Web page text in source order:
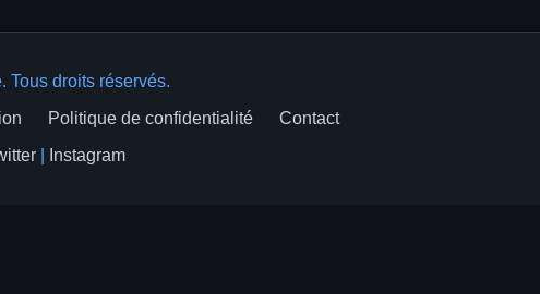
droits réservés.
Politique de confidentialité
Contact
| Instagram